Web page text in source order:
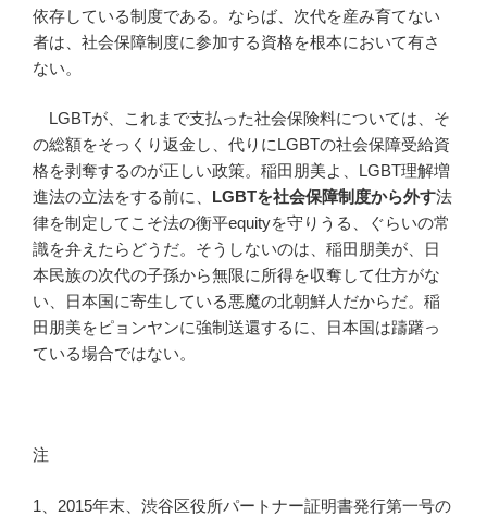
依存している制度である。ならば、次代を産み育てない
者は、社会保障制度に参加する資格を根本において有さ
ない。
LGBTが、これまで支払った社会保険料については、そ
の総額をそっくり返金し、代りにLGBTの社会保障受給資
格を剥奪するのが正しい政策。稲田朋美よ、LGBT理解増
進法の立法をする前に、 LGBTを社会保障制度から外す法
律を制定してこそ法の衡平equityを守りうる、ぐらいの常
識を弁えたらどうだ。そうしないのは、稲田朋美が、日
本民族の次代の子孫から無限に所得を収奪して仕方がな
い、日本国に寄生している悪魔の北朝鮮人だからだ。稲
田朋美をピョンヤンに強制送還するに、日本国は躊躇っ
ている場合ではない。
注
1、2015年末、渋谷区役所パートナー証明書発行第一号の